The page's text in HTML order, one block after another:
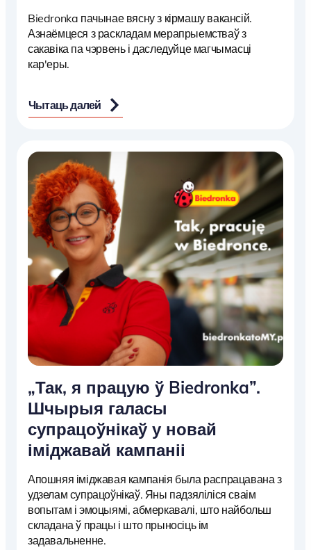
Biedronka пачынае вясну з кірмашу вакансій.
Азнаёмцеся з раскладам мерапрыемстваў з
сакавіка па чэрвень і даследуйце магчымасці
кар'еры.
Чытаць далей
„Так, я працую ў Biedronka”.
Шчырыя галасы
супрацоўнікаў у новай
іміджавай кампаніі
Апошняя іміджавая кампанія была распрацавана з
удзелам супрацоўнікаў. Яны падзяліліся сваім
вопытам і эмоцыямі, абмеркавалі, што найбольш
складана ў працы і што прыносіць ім
задавальненне.